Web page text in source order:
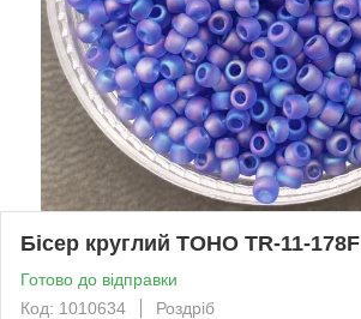
Бісер круглий TOHO TR-11-178F
Готово до відправки
Код: 1010634
Роздріб